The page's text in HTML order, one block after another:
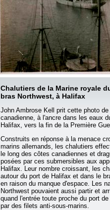
Chalutiers de la Marine royale
bras Northwest, à Halifax
John Ambrose Kell prit cette photo
canadienne, à l'ancre dans les eaux
Halifax, vers la fin de la Première
Construits en réponse à la menace
marins allemands, les chalutiers
le long des côtes canadiennes et
posées par ces submersibles aux
Halifax. Leur nombre croissant, les
autour du port de Halifax et dans le
en raison du manque d'espace. Les
Northwest pouvaient aussi partir et
quand l'entrée toute proche du port
par des filets anti-sous-marins.